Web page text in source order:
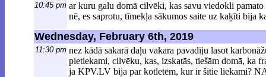
10:45 pm ar kuru galu domā cilvēki, kas savu viedokli
nē, es saprotu, tīmekļa sākumos saite uz kaķīti bija
Wednesday, February 6th, 2019
11:30 pm nez kādā sakarā daļu vakara pavadīju lasot
pietiekami, cilvēku, kas, izskatās, tiešām domā, ka
ja KPV.LV bija par kotletēm, kur ir šitie liekami?